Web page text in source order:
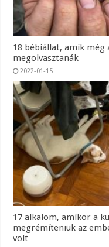
18 bébiállat, amik még
megolvasztanák
2022-01-15
17 alkalom, amikor a
megrémíteniük az
volt